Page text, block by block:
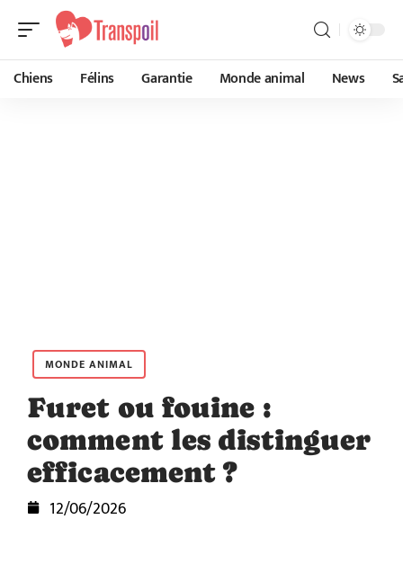
Chiens Félins Garantie Monde animal News
MONDE ANIMAL
Furet ou fouine :
comment les distinguer
efficacement ?
12/06/2026